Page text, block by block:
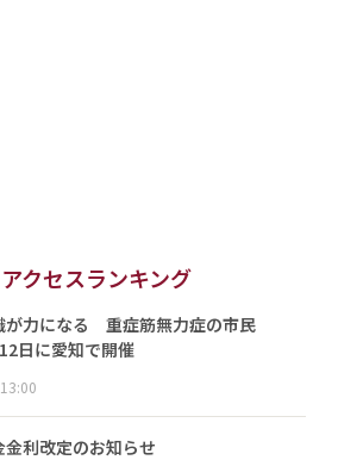
アクセスランキング
が力になる 重症筋無力症の市民
日に愛知で開催
金利改定のお知らせ